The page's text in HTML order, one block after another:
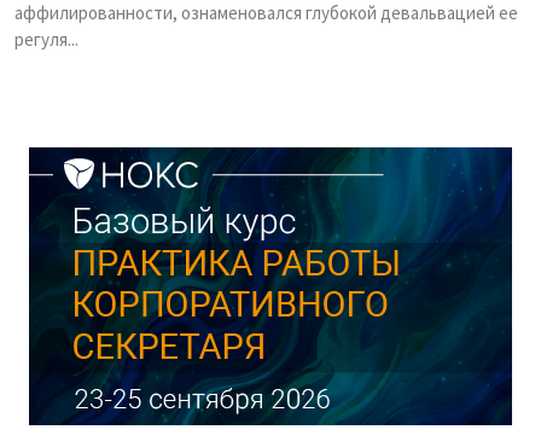
аффилированности, ознаменовался глубокой девальвацией ее
регуля...